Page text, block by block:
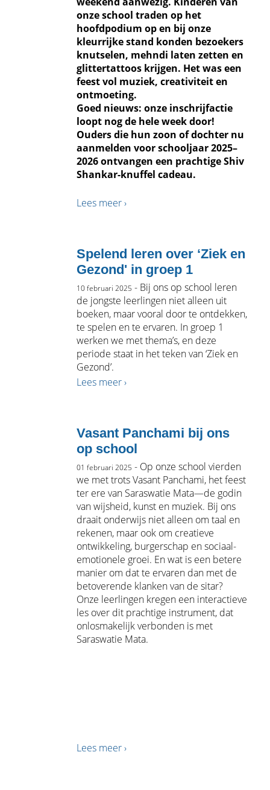
onze school traden op het
hoofdpodium op en bij onze
kleurrijke stand konden bezoekers
knutselen, mehndi laten zetten en
glittertattoos krijgen. Het was een
feest vol muziek, creativiteit en
ontmoeting.
Goed nieuws: onze inschrijfactie
loopt nog de hele week door!
Ouders die hun zoon of dochter nu
aanmelden voor schooljaar 2025–
2026 ontvangen een prachtige Shiv
Shankar-knuffel cadeau.
Lees meer ›
Spelend leren over ‘Ziek en
Gezond' in groep 1
10 februari 2025 - Bij ons op school leren
de jongste leerlingen niet alleen uit
boeken, maar vooral door te ontdekken,
te spelen en te ervaren. In groep 1
werken we met thema’s, en deze
periode staat in het teken van ‘Ziek en
Gezond’.
Lees meer ›
Vasant Panchami bij ons
op school
01 februari 2025 - Op onze school vierden
we met trots Vasant Panchami, het feest
ter ere van Saraswatie Mata—de godin
van wijsheid, kunst en muziek. Bij ons
draait onderwijs niet alleen om taal en
rekenen, maar ook om creatieve
ontwikkeling, burgerschap en sociaal-
emotionele groei. En wat is een betere
manier om dat te ervaren dan met de
betoverende klanken van de sitar?
Onze leerlingen kregen een interactieve
les over dit prachtige instrument, dat
onlosmakelijk verbonden is met
Saraswatie Mata.
Lees meer ›